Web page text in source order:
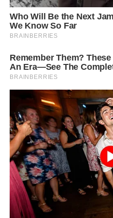
але я заспокоюю себе тим, що
жити зі свекрухою. Зараз з